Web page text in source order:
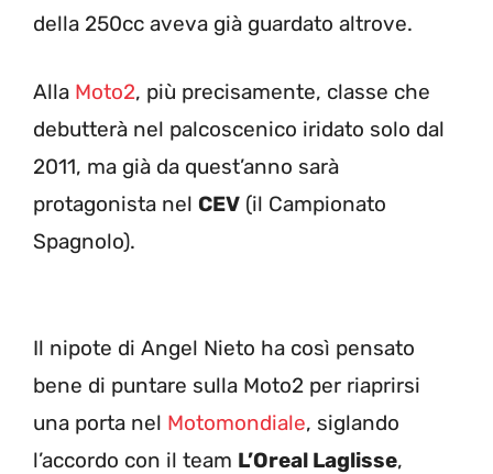
della 250cc aveva già guardato altrove.
Alla Moto2, più precisamente, classe che
debutterà nel palcoscenico iridato solo dal
2011, ma già da quest’anno sarà
protagonista nel CEV (il Campionato
Spagnolo).
Il nipote di Angel Nieto ha così pensato
bene di puntare sulla Moto2 per riaprirsi
una porta nel Motomondiale, siglando
l’accordo con il team L’Oreal Laglisse,